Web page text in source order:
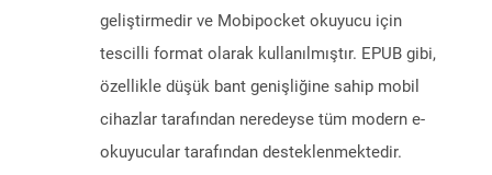
geliştirmedir ve Mobipocket okuyucu için
tescilli format olarak kullanılmıştır. EPUB gibi,
özellikle düşük bant genişliğine sahip mobil
cihazlar tarafından neredeyse tüm modern e-
okuyucular tarafından desteklenmektedir.